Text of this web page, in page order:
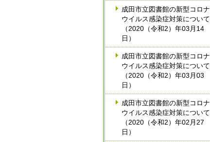
成田市立図書館の新型コロナ
ウイルス感染症対策について
（2020（令和2）年03月14
日）
成田市立図書館の新型コロナ
ウイルス感染症対策について
（2020（令和2）年03月03
日）
成田市立図書館の新型コロナ
ウイルス感染症対策について
（2020（令和2）年02月27
日）